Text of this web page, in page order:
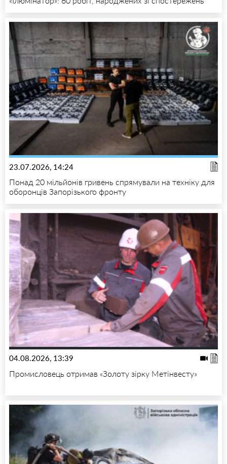
23.07.2026, 14:24
Понад 20 мільйонів гривень спрямували на техніку для
оборонців Запорізького фронту
04.08.2026, 13:39
Промисловець отримав «Золоту зірку Метінвесту»